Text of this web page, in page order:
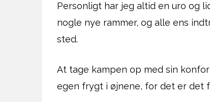
Personligt har jeg altid en uro og
nogle nye rammer, og alle ens
sted.
At tage kampen op med sin
egen frygt i øjnene, for det er det